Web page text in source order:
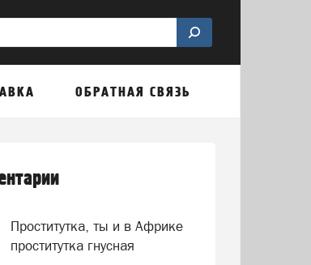
ОБРАТНАЯ СВЯЗЬ
Проститутка, ты и в Африке
проститутка гнусная